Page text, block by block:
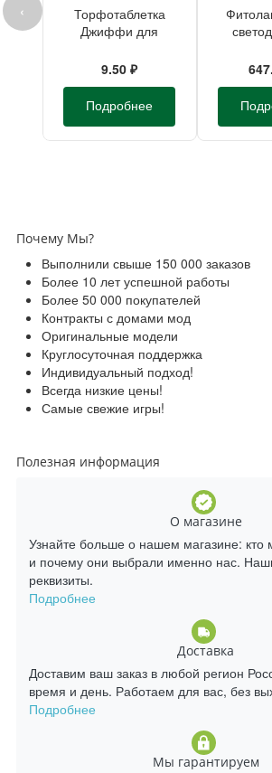
‹
Торфотаблетка
Джиффи для
9.50 ₽
Подробнее
Почему Мы?
Выполнили свыше 150 000 заказов
Более 10 лет успешной работы
Более 50 000 покупателей
Контракты с домами мод
Оригинальные модели
Круглосуточная поддержка
Индивидуальный подход!
Всегда низкие цены!
Самые свежие игры!
Полезная информация
О магазине
Узнайте больше о нашем магазине:
и почему они выбрали именно нас.
реквизиты.
Подробнее
Доставка
Доставим ваш заказ в любой регион
время и день. Работаем для вас, без
Подробнее
Мы гарантируем